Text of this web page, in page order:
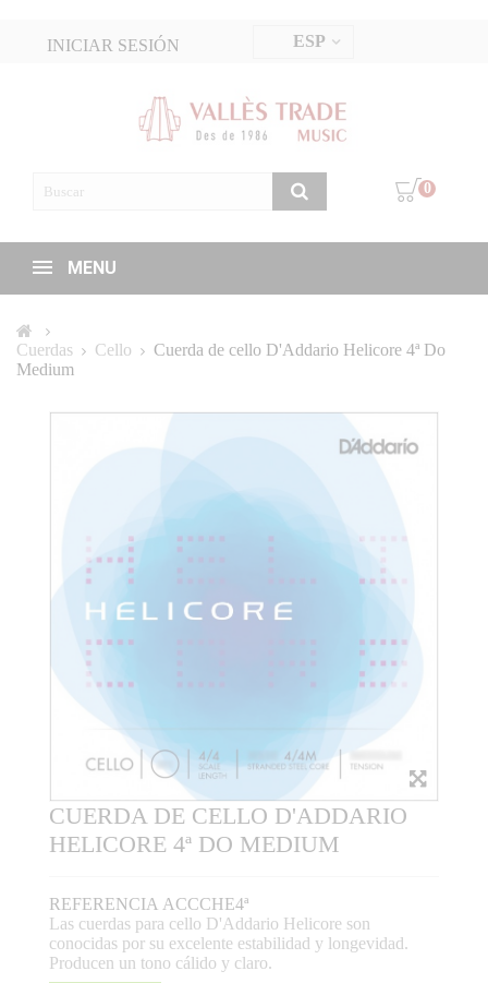
INICIAR SESIÓN ESP
0
MENU
Cuerdas Cello
Cuerda de cello D'Addario Helicore 4ª Do
Medium
CUERDA DE CELLO D'ADDARIO
HELICORE 4ª DO MEDIUM
REFERENCIA ACCCHE4ª
Las cuerdas para cello D'Addario Helicore son
conocidas por su excelente estabilidad y longevidad.
Producen un tono cálido y claro.